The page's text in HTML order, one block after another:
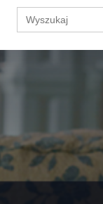
Search
for: